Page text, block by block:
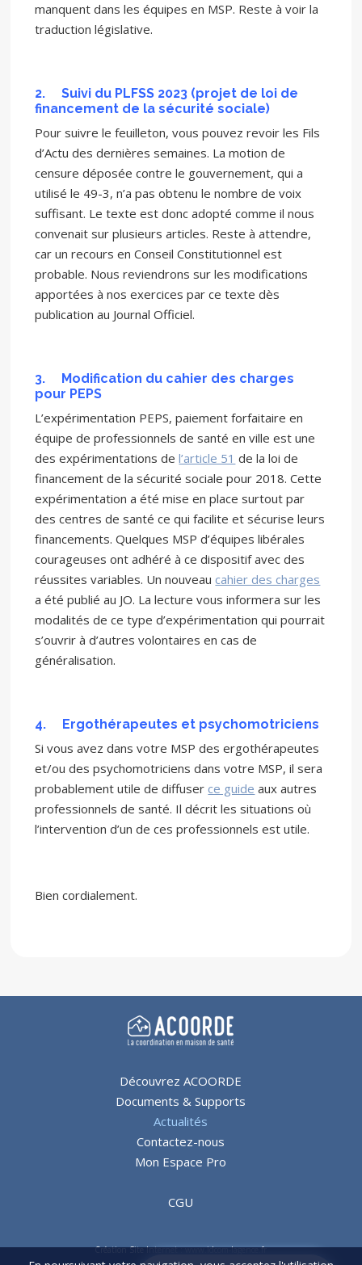
manquent dans les équipes en MSP. Reste à voir la
traduction législative.
2.Suivi du PLFSS 2023 (projet de loi de
financement de la sécurité sociale)
Pour suivre le feuilleton, vous pouvez revoir les Fils
d’Actu des dernières semaines. La motion de
censure déposée contre le gouvernement, qui a
utilisé le 49-3, n’a pas obtenu le nombre de voix
suffisant. Le texte est donc adopté comme il nous
convenait sur plusieurs articles. Reste à attendre,
car un recours en Conseil Constitutionnel est
probable. Nous reviendrons sur les modifications
apportées à nos exercices par ce texte dès
publication au Journal Officiel.
3. Modification du cahier des charges
pour PEPS
L’expérimentation PEPS, paiement forfaitaire en
équipe de professionnels de santé en ville est une
des expérimentations del’article 51 de la loi de
financement de la sécurité sociale pour 2018. Cette
expérimentation a été mise en place surtout par
des centres de santé ce qui facilite et sécurise leurs
financements. Quelques MSP d’équipes libérales
courageuses ont adhéré à ce dispositif avec des
réussites variables. Un nouveaucahier des charges
a été publié au JO. La lecture vous informera sur les
modalités de ce type d’expérimentation qui pourrait
s’ouvrir à d’autres volontaires en cas de
généralisation.
4. Ergothérapeutes et psychomotriciens
Si vous avez dans votre MSP des ergothérapeutes
et/ou des psychomotriciens dans votre MSP, il sera
probablement utile de diffuserce guide aux autres
professionnels de santé. Il décrit les situations où
l’intervention d’un de ces professionnels est utile.
Bien cordialement.
Découvrez ACOORDE
Documents & Supports
Actualités
Contactez-nous
Mon Espace Pro
CGU
Création Site Internet : www.idcom-lagence.fr